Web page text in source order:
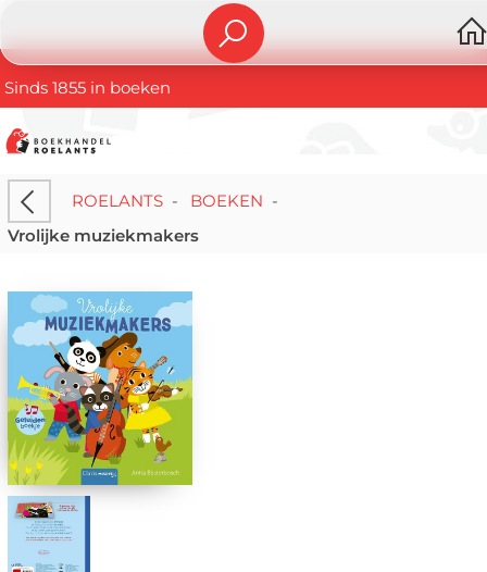
Sinds 1855 in boeken
ROELANTS- BOEKEN -
Vrolijke muziekmakers